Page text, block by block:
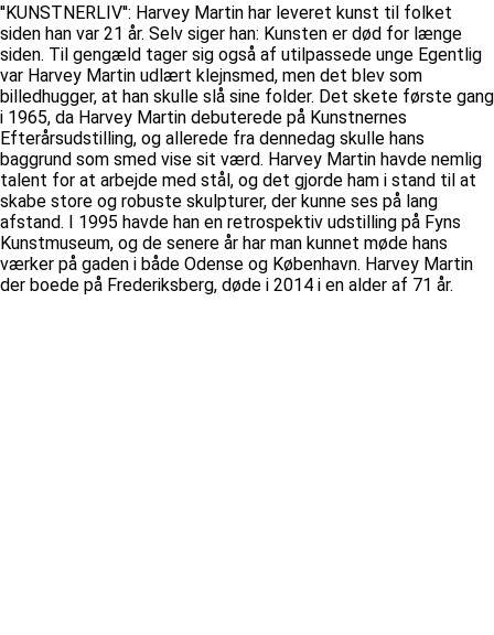
''KUNSTNERLIV'': Harvey Martin har leveret kunst til folket
siden han var 21 år. Selv siger han: Kunsten er død for længe
siden. Til gengæld tager sig også af utilpassede unge Egentlig
var Harvey Martin udlært klejnsmed, men det blev som
billedhugger, at han skulle slå sine folder. Det skete første gang
i 1965, da Harvey Martin debuterede på Kunstnernes
Efterårsudstilling, og allerede fra dennedag skulle hans
baggrund som smed vise sit værd. Harvey Martin havde nemlig
talent for at arbejde med stål, og det gjorde ham i stand til at
skabe store og robuste skulpturer, der kunne ses på lang
afstand. I 1995 havde han en retrospektiv udstilling på Fyns
Kunstmuseum, og de senere år har man kunnet møde hans
værker på gaden i både Odense og København. Harvey Martin
der boede på Frederiksberg, døde i 2014 i en alder af 71 år.